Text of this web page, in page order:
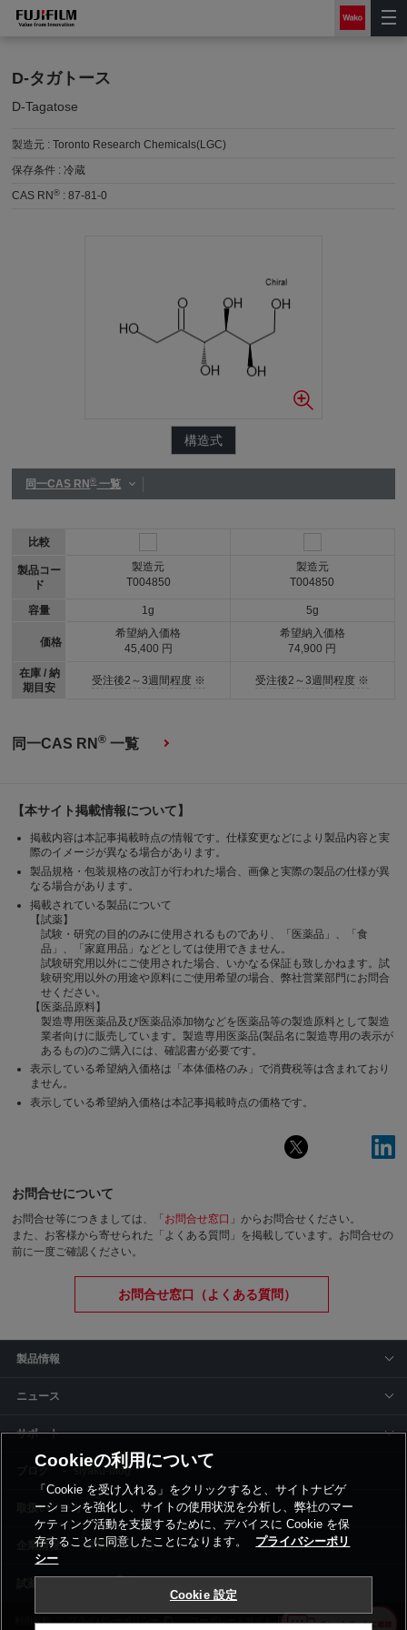
D-タガトース
D-Tagatose
製造元 :Toronto Research Chemicals(LGC)
保存条件 :冷蔵
CAS RN® :87-81-0
構造式
同一CAS RN®一覧
比較
製品コー
ド
容量
価格
在庫 / 納
期目安
製造元
T004850
1g
希望納入価格
45,400 円
受注後2～3週間程度 ※
製造元
T004850
5g
希望納入価格
74,900 円
受注後2～3週間程度 ※
同一CAS RN® 一覧
【本サイト掲載情報について】
掲載内容は本記事掲載時点の情報です。仕様変更などにより製品内容と実
際のイメージが異なる場合があります。
製品規格・包装規格の改訂が行われた場合、画像と実際の製品の仕様が異
なる場合があります。
掲載されている製品について
【試薬】
試験・研究の目的のみに使用されるものであり、「医薬品」、「食
品」、「家庭用品」などとしては使用できません。
試験研究用以外にご使用された場合、いかなる保証も致しかねます。試
験研究用以外の用途や原料にご使用希望の場合、弊社営業部門にお問合
せください。
【医薬品原料】
製造専用医薬品及び医薬品添加物などを医薬品等の製造原料として製造
業者向けに販売しています。製造専用医薬品(製品名に製造専用の表示が
あるもの)のご購入には、確認書が必要です。
表示している希望納入価格は「本体価格のみ」で消費税等は含まれており
ません。
表示している希望納入価格は本記事掲載時点の価格です。
お問合せについて
お問合せ等につきましては、「 お問合せ窓口 」からお問合せください。
また、お客様から寄せられた「よくある質問」を掲載しています。お問合せの
前に一度ご確認ください。
お問合せ窓口（よくある質問）
製品情報
ニュース
サポート
siyaku-blog
取扱いメーカー
事業所一覧
利用規約 プライバシーポリシー コーポレートサイト Cookie設定
Cookieの利用について
「Cookie を受け入れる」をクリックすると、サイトナビゲ
ーションを強化し、サイトの使用状況を分析し、弊社のマー
ケティング活動を支援するために、デバイスに Cookie を保
存することに同意したことになります。
プライバシーポリ
シー
Cookie 設定